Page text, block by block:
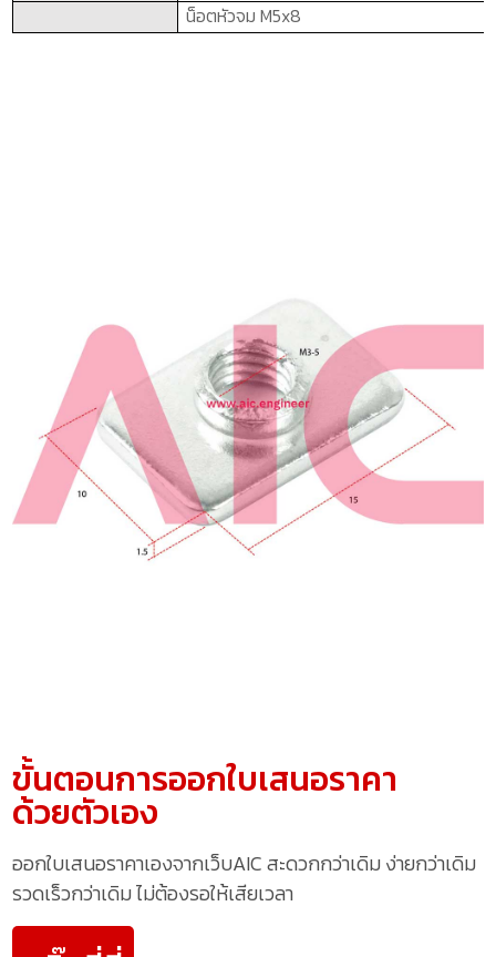
น็อตหัวจมM5x8
ขั้นตอนการออกใบเสนอราคา
ด้วยตัวเอง
ออกใบเสนอราคาเองจากเว็บAIC สะดวกกว่าเดิม ง่ายกว่าเดิม
รวดเร็วกว่าเดิม ไม่ต้องรอให้เสียเวลา